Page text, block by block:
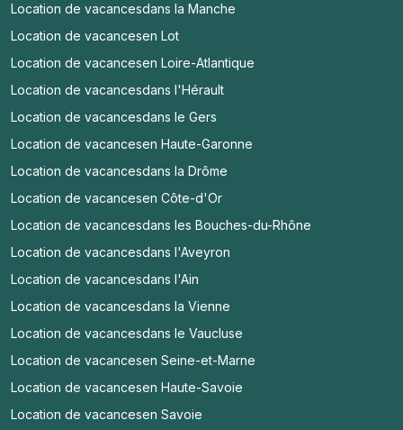
Location de vacancesdans la Manche
Location de vacancesen Lot
Location de vacancesen Loire-Atlantique
Location de vacancesdans l'Hérault
Location de vacancesdans le Gers
Location de vacancesen Haute-Garonne
Location de vacancesdans la Drôme
Location de vacancesen Côte-d'Or
Location de vacancesdans les Bouches-du-Rhône
Location de vacancesdans l'Aveyron
Location de vacancesdans l'Ain
Location de vacancesdans la Vienne
Location de vacancesdans le Vaucluse
Location de vacancesen Seine-et-Marne
Location de vacancesen Haute-Savoie
Location de vacancesen Savoie